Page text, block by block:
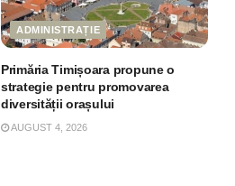
ADMINISTRAȚIE
Primăria Timișoara propune o
strategie pentru promovarea
diversității orașului
AUGUST 4, 2026